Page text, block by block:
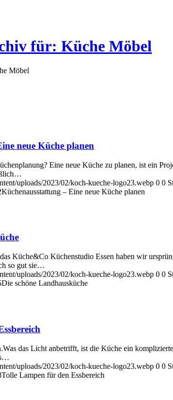
für: Küche Möbel
Möbel
neue Küche planen
Eine neue Küche zu planen, ist ein
uploads/2023/02/koch-kueche-logo23.webp 0 0
Küchenausstattung – Eine neue Küche planen
Küche&Co Küchenstudio Essen haben wir
so gut sie…
uploads/2023/02/koch-kueche-logo23.webp 0 0
Die schöne Landhausküche
das Licht anbetrifft, ist die Küche ein
uploads/2023/02/koch-kueche-logo23.webp 0 0
Tolle Lampen für den Essbereich